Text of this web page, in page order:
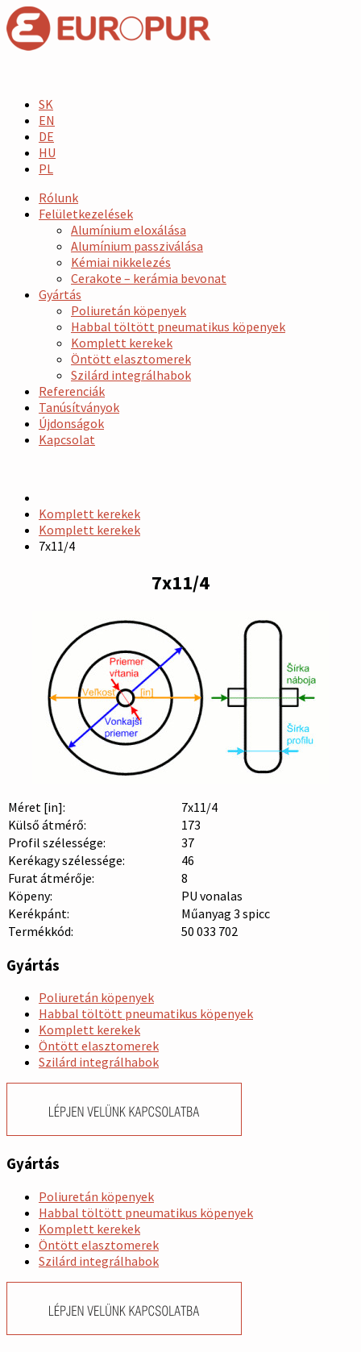
SK
EN
DE
HU
PL
Rólunk
Felületkezelések
Alumínium eloxálása
Alumínium passziválása
Kémiai nikkelezés
Cerakote – kerámia bevonat
Gyártás
Poliuretán köpenyek
Habbal töltött pneumatikus köpenyek
Komplett kerekek
Öntött elasztomerek
Szilárd integrálhabok
Referenciák
Tanúsítványok
Újdonságok
Kapcsolat
Komplett kerekek
Komplett kerekek
7x11/4
7x11/4
Méret [in]:
7x11/4
Külső átmérő:
173
Profil szélessége:
37
Kerékagy szélessége:
46
Furat átmérője:
8
Köpeny:
PU vonalas
Kerékpánt:
Műanyag 3 spicc
Termékkód:
50 033 702
Gyártás
Poliuretán köpenyek
Habbal töltött pneumatikus köpenyek
Komplett kerekek
Öntött elasztomerek
Szilárd integrálhabok
Gyártás
Poliuretán köpenyek
Habbal töltött pneumatikus köpenyek
Komplett kerekek
Öntött elasztomerek
Szilárd integrálhabok